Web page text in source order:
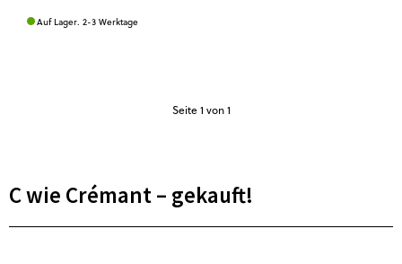
Auf Lager. 2-3 Werktage
Seite1 von 1
C wie Crémant – gekauft!